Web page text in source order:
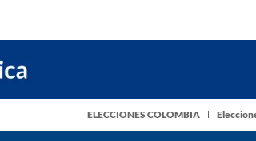
ELECCIONES COLOMBIA